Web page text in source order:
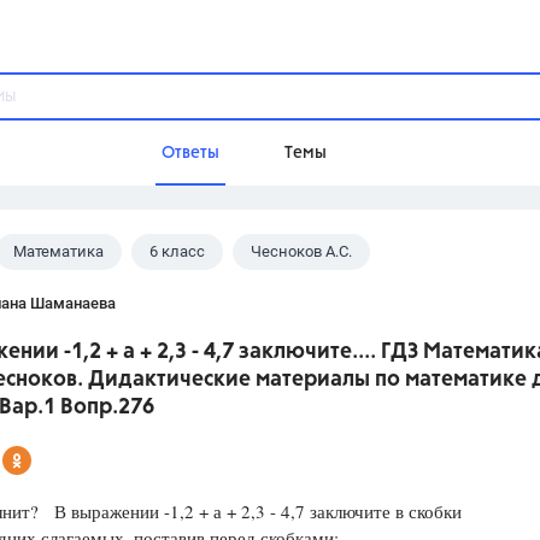
Ответы Темы
Домашнее задание
Разумовская М.М.,Габриелян
Математика 6 класс Чесноков А.С.
Шаманаева
-1,2 + а + 2,3 - 4,7 заключите.... ГДЗ
Дидактические материалы по математике
Вопр.276
В выражении -1,2 + а + 2,3 - 4,7 заключите в скобки